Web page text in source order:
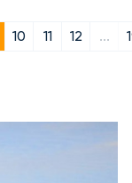
10 11 12 ...